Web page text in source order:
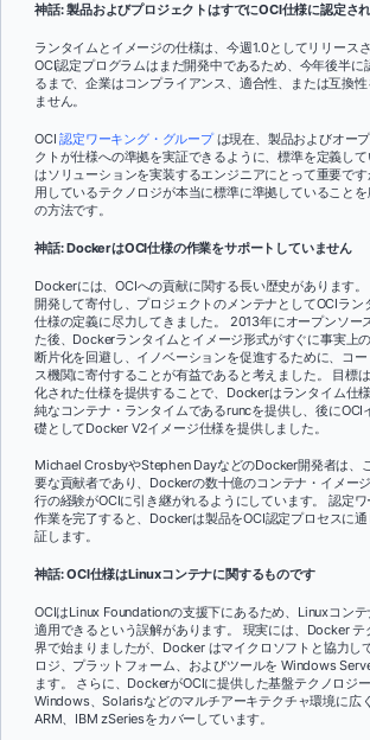
神話: 製品およびプロジェクトはすでにOCI仕様に認定さ
ランタイムとイメージの仕様は、今週1.0としてリリース
OCI認定プログラムはまだ開発中であるため、今年後半に
るまで、企業はコンプライアンス、適合性、または互換
ません。
OCI認定ワーキング・グループは現在、製品およびオー
クトが仕様への準拠を実証できるように、標準を定義し
はソリューションを実装するエンジニアにとって重要で
用しているテクノロジが本当に標準に準拠していること
の方法です。
神話: DockerはOCI仕様の作業をサポートしていません
Dockerには、OCIへの貢献に関する長い歴史があります
開発して寄付し、プロジェクトのメンテナとしてOCIラン
仕様の定義に尽力してきました。 2013年にオープンソー
た後、Dockerランタイムとイメージ形式がすぐに事実上の
断片化を回避し、イノベーションを促進するために、コ
ス機関に寄付することが有益であると考えました。 目標
化された仕様を提供することで、Dockerはランタイム仕
純なコンテナ・ランタイムであるruncを提供し、後にOCI
礎としてDocker V2イメージ仕様を提供しました。
Michael CrosbyやStephen DayなどのDocker開発者は、
要な貢献者であり、Dockerの数十億のコンテナ・イメー
行の経験がOCIに引き継がれるようにしています。 認定
作業を完了すると、Dockerは製品をOCI認定プロセスに
証します。
神話: OCI仕様はLinuxコンテナに関するものです
OCIはLinux Foundationの支援下にあるため、Linuxコン
適用できるという誤解があります。 現実には、Docker テ
界で始まりましたが、Docker はマイクロソフトと協力し
ロジ、プラットフォーム、およびツールを Windows
ます。 さらに、DockerがOCIに提供した基盤テクノロジー
Windows、Solarisなどのマルチアーキテクチャ環境に広
ARM、IBM zSeriesをカバーしています。